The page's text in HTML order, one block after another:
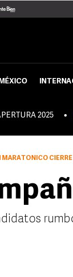
2025
MARATÓNICO